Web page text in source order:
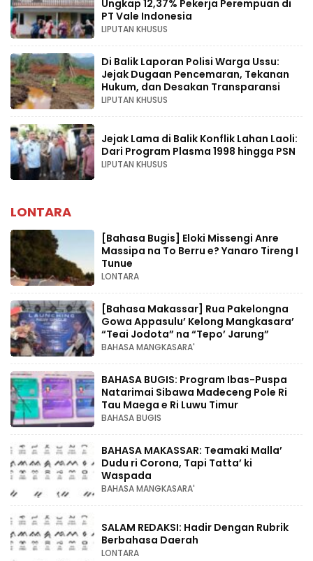
Ungkap 12,37% Pekerja Perempuan di
PT Vale Indonesia
LIPUTAN KHUSUS
Di Balik Laporan Polisi Warga Ussu:
Jejak Dugaan Pencemaran, Tekanan
Hukum, dan Desakan Transparansi
LIPUTAN KHUSUS
Jejak Lama di Balik Konflik Lahan Laoli:
Dari Program Plasma 1998 hingga PSN
LIPUTAN KHUSUS
LONTARA
[Bahasa Bugis] ‎Eloki Missengi Anre
Massipa na To Berru e? Yanaro Tireng I
Tunue
LONTARA
[Bahasa Makassar] Rua Pakelongna
Gowa Appasulu’ Kelong Mangkasara’
“Teai Jodota” na “Tepo’ Jarung”
BAHASA MANGKASARA'
BAHASA BUGIS: Program Ibas-Puspa
Natarimai Sibawa Madeceng Pole Ri
Tau Maega e Ri Luwu Timur
BAHASA BUGIS
BAHASA MAKASSAR: Teamaki Malla’
Dudu ri Corona, Tapi Tatta’ ki
Waspada
BAHASA MANGKASARA'
SALAM REDAKSI: Hadir Dengan Rubrik
Berbahasa Daerah
LONTARA